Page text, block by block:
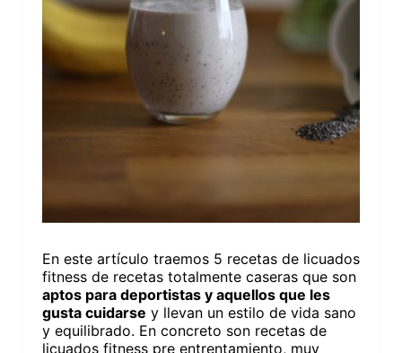
En este artículo traemos 5 recetas de licuados
fitness de recetas totalmente caseras que son
aptos para deportistas y aquellos que les
gusta cuidarse y llevan un estilo de vida sano
y equilibrado. En concreto son recetas de
licuados fitness pre entrentamiento, muy